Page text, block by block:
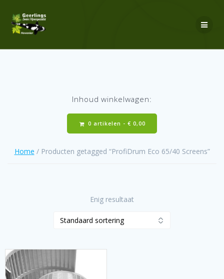
Inhoud winkelwagen:
0 artikelen - € 0,00
Home / Producten getagged “ProfiDrum Eco 65/40 Screens”
Enig resultaat